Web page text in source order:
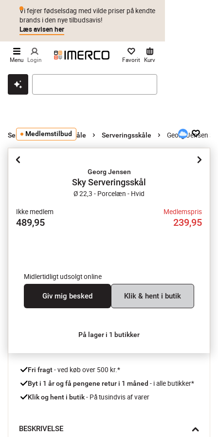
Klik & hent Byt i 1 år Prismatch
Vi fejrer fødselsdag med vilde priser på kendte
brands i den nye tilbudsavis!
Læs avisen her
Menu Login Favorit Kurv
Serverings- og salatskåle Serveringsskåle Georg Jensen
Medlemstilbud
Georg Jensen
Sky Serveringsskål
Ø 22,3 - Porcelæn - Hvid
Ikke medlem
489,95
Medlemspris
239,95
Midlertidligt udsolgt online
Giv mig besked Klik & hent i butik
På lager i 1 butikker
Fri fragt - ved køb over 500 kr.*
Byt i 1 år og få pengene retur i 1 måned - i alle butikker*
Klik og hent i butik - På tusindvis af varer
BESKRIVELSE